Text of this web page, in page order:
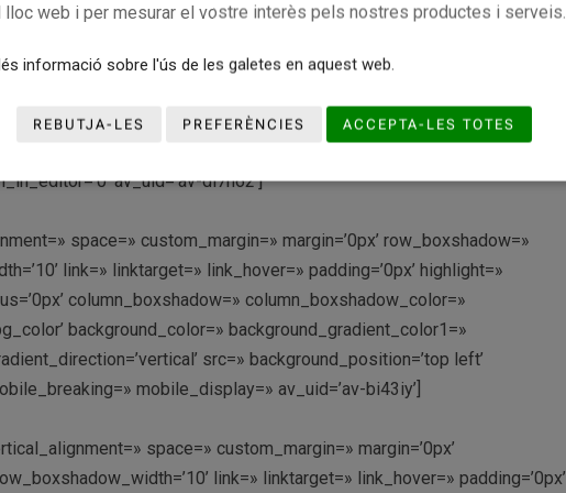
bottom_border_diagonal_direction=»
custom_arrow_bg=» id=» color=’main_color’
background_gradient_color2=»
attachment_size=» attach=’scroll’ position=’top left’
overlay_color=» overlay_pattern=»
av_uid=’av-di7h62′]
space=» custom_margin=» margin=’0px’ row_boxshadow=»
link=» linktarget=» link_hover=» padding=’0px’ highlight=»
column_boxshadow=» column_boxshadow_color=»
background_color=» background_gradient_color1=»
src=» background_position=’top left’
mobile_display=» av_uid=’av-bi43iy’]
space=» custom_margin=» margin=’0px’
link=» linktarget=» link_hover=» padding=’0px’
lloc web i per mesurar el vostre interès pels nostres productes i serveis.
informació sobre l'ús de les galetes en aquest web.
REBUTJA-LES PREFERÈNCIES ACCEPTA-LES TOTES